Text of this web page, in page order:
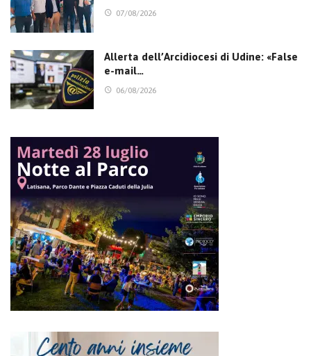
07/08/2026
Allerta dell’Arcidiocesi di Udine: «False
e-mail…
06/08/2026